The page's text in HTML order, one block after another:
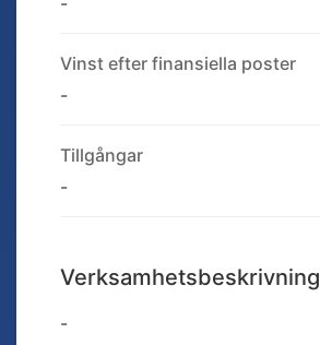
Vinst efter finansiella poster
-
Tillgångar
-
Verksamhetsbeskrivning
-